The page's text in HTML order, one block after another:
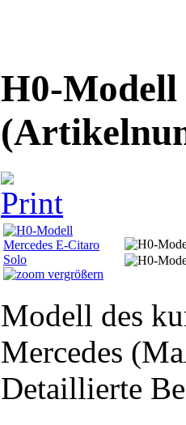
H0-Modell
vergrößern
Modell des
Mercedes
Detaillierte